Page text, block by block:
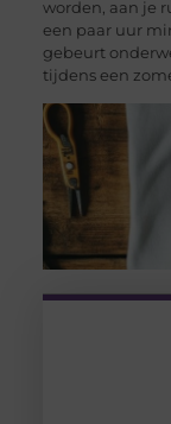
worden, aan je
een paar uur
gebeurt
tijdens een